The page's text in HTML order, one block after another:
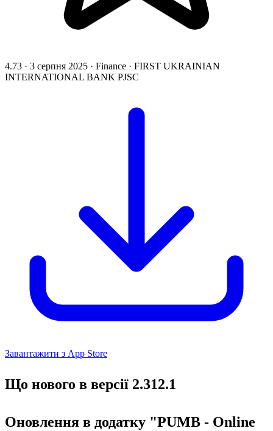
4.73 · 3 серпня 2025 · Finance · FIRST UKRAINIAN
INTERNATIONAL BANK PJSC
Завантажити з App Store
Що нового в версії 2.312.1
Оновлення в додатку "PUMB - Online